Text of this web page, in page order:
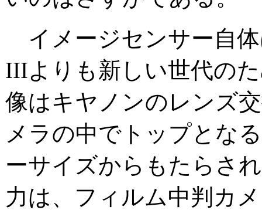
イメージセンサー自体
IIIよりも新しい世代の
像はキヤノンのレンズ
メラの中でトップとな
ーサイズからもたらさ
力は、フィルム中判カ